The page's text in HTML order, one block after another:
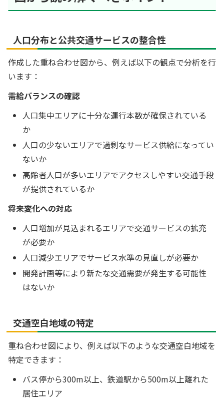
人口分布と公共交通サービスの整合性
作成した重ね合わせ図から、例えば以下の観点で分析を行
います：
需給バランスの確認
人口集中エリアに十分な運行本数が確保されている
か
人口の少ないエリアで過剰なサービス供給になってい
ないか
高齢者人口が多いエリアでアクセスしやすい交通手段
が提供されているか
将来変化への対応
人口増加が見込まれるエリアで交通サービスの拡充
が必要か
人口減少エリアでサービス水準の見直しが必要か
開発計画等により新たな交通需要が発生する可能性
はないか
交通空白地域の特定
重ね合わせ図により、例えば以下のような交通空白地域を
特定できます：
バス停から300m以上、鉄道駅から500m以上離れた
居住エリア